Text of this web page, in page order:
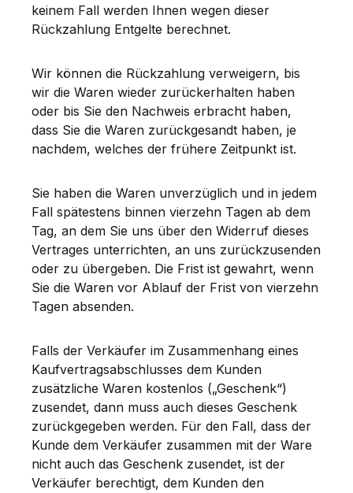
keinem Fall werden Ihnen wegen dieser
Rückzahlung Entgelte berechnet.
Wir können die Rückzahlung verweigern, bis
wir die Waren wieder zurückerhalten haben
oder bis Sie den Nachweis erbracht haben,
dass Sie die Waren zurückgesandt haben, je
nachdem, welches der frühere Zeitpunkt ist.
Sie haben die Waren unverzüglich und in jedem
Fall spätestens binnen vierzehn Tagen ab dem
Tag, an dem Sie uns über den Widerruf dieses
Vertrages unterrichten, an uns zurückzusenden
oder zu übergeben. Die Frist ist gewahrt, wenn
Sie die Waren vor Ablauf der Frist von vierzehn
Tagen absenden.
Falls der Verkäufer im Zusammenhang eines
Kaufvertragsabschlusses dem Kunden
zusätzliche Waren kostenlos („Geschenk“)
zusendet, dann muss auch dieses Geschenk
zurückgegeben werden. Für den Fall, dass der
Kunde dem Verkäufer zusammen mit der Ware
nicht auch das Geschenk zusendet, ist der
Verkäufer berechtigt, dem Kunden den